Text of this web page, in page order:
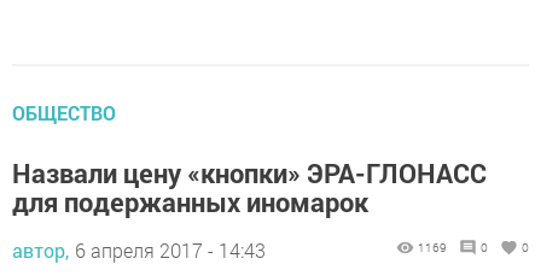
ОБЩЕСТВО
Назвали цену «кнопки» ЭРА-ГЛОНАСС
для подержанных иномарок
автор, 6 апреля 2017 - 14:43 1169 0 0